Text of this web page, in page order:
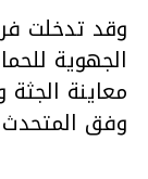
وقد تدخلت
الجهوية
معاينة
وفق المتحدث